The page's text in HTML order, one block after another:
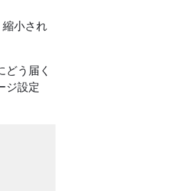
小され
う届く
ジ設定